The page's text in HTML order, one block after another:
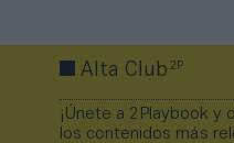
Alta Club2P
¡Únete a 2Playbook
los contenidos más